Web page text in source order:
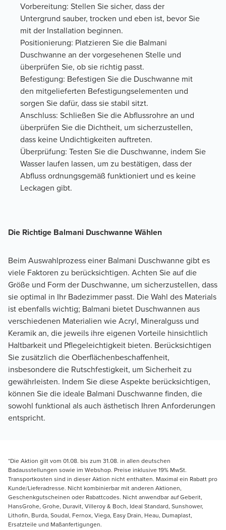
Vorbereitung: Stellen Sie sicher, dass der
Untergrund sauber, trocken und eben ist, bevor Sie
mit der Installation beginnen.
Positionierung: Platzieren Sie die Balmani
Duschwanne an der vorgesehenen Stelle und
überprüfen Sie, ob sie richtig passt.
Befestigung: Befestigen Sie die Duschwanne mit
den mitgelieferten Befestigungselementen und
sorgen Sie dafür, dass sie stabil sitzt.
Anschluss: Schließen Sie die Abflussrohre an und
überprüfen Sie die Dichtheit, um sicherzustellen,
dass keine Undichtigkeiten auftreten.
Überprüfung: Testen Sie die Duschwanne, indem Sie
Wasser laufen lassen, um zu bestätigen, dass der
Abfluss ordnungsgemäß funktioniert und es keine
Leckagen gibt.
Die Richtige Balmani Duschwanne Wählen
Beim Auswahlprozess einer Balmani Duschwanne gibt es
viele Faktoren zu berücksichtigen. Achten Sie auf die
Größe und Form der Duschwanne, um sicherzustellen, dass
sie optimal in Ihr Badezimmer passt. Die Wahl des Materials
ist ebenfalls wichtig; Balmani bietet Duschwannen aus
verschiedenen Materialien wie Acryl, Mineralguss und
Keramik an, die jeweils ihre eigenen Vorteile hinsichtlich
Haltbarkeit und Pflegeleichtigkeit bieten. Berücksichtigen
Sie zusätzlich die Oberflächenbeschaffenheit,
insbesondere die Rutschfestigkeit, um Sicherheit zu
gewährleisten. Indem Sie diese Aspekte berücksichtigen,
können Sie die ideale Balmani Duschwanne finden, die
sowohl funktional als auch ästhetisch Ihren Anforderungen
entspricht.
*Die Aktion gilt vom 01.08. bis zum 31.08. in allen deutschen
Badausstellungen sowie im Webshop. Preise inklusive 19% MwSt.
Transportkosten sind in dieser Aktion nicht enthalten. Maximal ein Rabatt pro
Kunde/Lieferadresse. Nicht kombinierbar mit anderen Aktionen,
Geschenkgutscheinen oder Rabattcodes. Nicht anwendbar auf Geberit,
HansGrohe, Grohe, Duravit, Villeroy & Boch, Ideal Standard, Sunshower,
Lithofin, Burda, Soudal, Fernox, Viega, Easy Drain, Heau, Dumaplast,
Ersatzteile und Maßanfertigungen.